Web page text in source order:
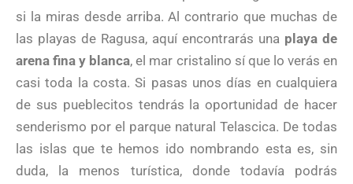
si la miras desde arriba. Al contrario que muchas de
las playas de Ragusa, aquí encontrarás una playa de
arena fina y blanca, el mar cristalino sí que lo verás en
casi toda la costa. Si pasas unos días en cualquiera
de sus pueblecitos tendrás la oportunidad de hacer
senderismo por el parque natural Telascica. De todas
las islas que te hemos ido nombrando esta es, sin
duda, la menos turística, donde todavía podrás